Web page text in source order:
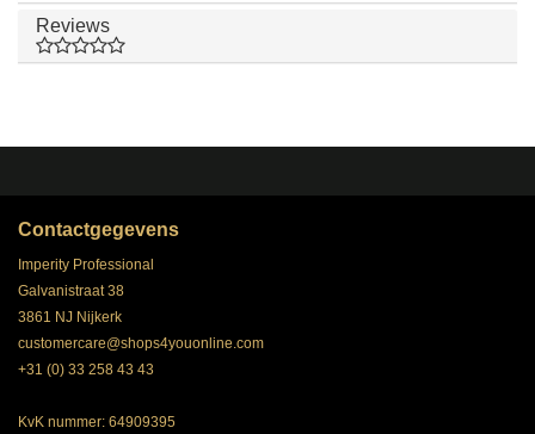
Reviews
Contactgegevens
Imperity Professional
Galvanistraat 38
3861 NJ Nijkerk
customercare@shops4youonline.com
+31 (0) 33 258 43 43
KvK nummer: 64909395